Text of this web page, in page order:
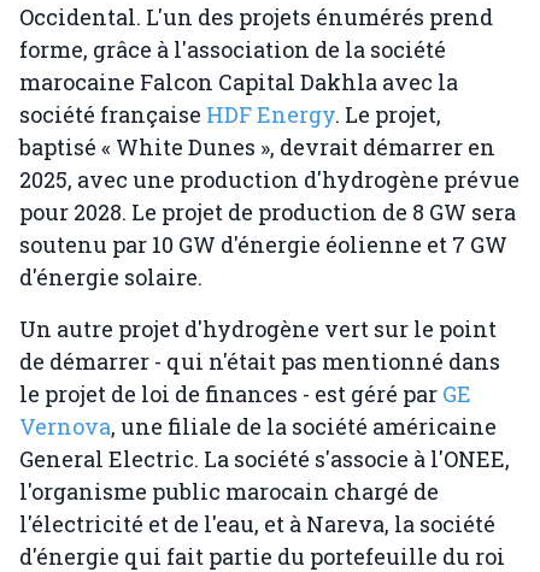
Occidental. L'un des projets énumérés prend
forme, grâce à l'association de la société
marocaine Falcon Capital Dakhla avec la
société française HDF Energy. Le projet,
baptisé « White Dunes », devrait démarrer en
2025, avec une production d'hydrogène prévue
pour 2028. Le projet de production de 8 GW sera
soutenu par 10 GW d'énergie éolienne et 7 GW
d'énergie solaire.
Un autre projet d'hydrogène vert sur le point
de démarrer - qui n'était pas mentionné dans
le projet de loi de finances - est géré par GE
Vernova, une filiale de la société américaine
General Electric. La société s'associe à l'ONEE,
l'organisme public marocain chargé de
l'électricité et de l'eau, et à Nareva, la société
d'énergie qui fait partie du portefeuille du roi